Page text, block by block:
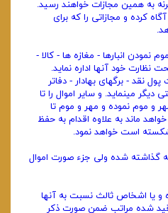
به همین مجازات خواهند رسید.
کرده و مجازاتی را که برای
نمودن انبارها - مغازه‌ ها - کالا -
نظارت خود آنها اداره‌ نماید.
نقد - برگهای بهادار - دفاتر
مینماید. و سایر اموال را تا
و موم نموده و مهر و موم تا
ماند به علاوه اقدام به حفظ
است خواهد نمود.
گذاشته شده ولی جزء صورت اموال
و یا اشخاص ثالث نسبت به آنها
قید شده مراتب ضمن ‌صورت ذکر